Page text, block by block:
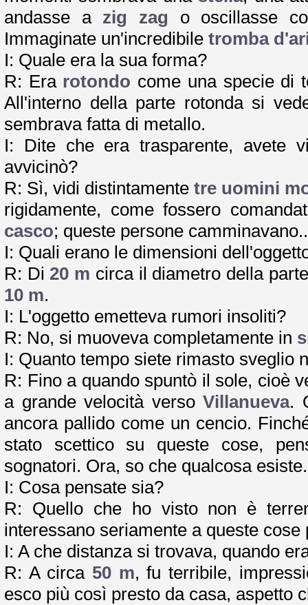
andasse a zig zag o oscillasse
Immaginate un'incredibile tromba
I: Quale era la sua forma?
R: Era rotondo come una specie di
All'interno della parte rotonda si
sembrava fatta di metallo.
I: Dite che era trasparente, avete
avvicinò?
R: Sì, vidi distintamentetre uomini
rigidamente, come fossero
casco; queste persone
I: Quali erano le dimensioni
R: Di 20 m circa il diametro della
10 m.
I: L'oggetto emetteva rumori insoliti?
R: No, si muoveva completamente in
I: Quanto tempo siete rimasto sveglio
R: Fino a quando spuntò il sole, cioè
a grande velocità verso Villanueva.
ancora pallido come un cencio.
stato scettico su queste cose,
sognatori. Ora, so che qualcosa esiste.
I: Cosa pensate sia?
R: Quello che ho visto non è
interessano seriamente a queste
I: A che distanza si trovava, quando
R: A circa 50 m, fu terribile,
esco più così presto da casa, aspetto